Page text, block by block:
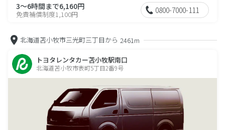
3～6時間まで6,160円
免責補償制度1,100円 0800-7000-111
北海道苫小牧市三光町三丁目から 2461m
トヨタレンタカー苫小牧駅南口
北海道苫小牧市表町5丁目2番9号